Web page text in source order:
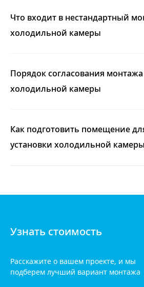
Что входит в нестандартный
холодильной камеры
Порядок согласования монтажа
холодильной камеры
Как подготовить помещение
установки холодильной камеры
Узнать стоимость
Расскажите о вашем проекте, и мы
подберем лучший вариант монтажа